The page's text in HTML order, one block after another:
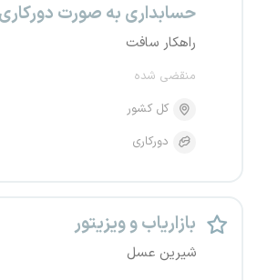
حسابداری به صورت دورکاری
راهکار سافت
منقضی شده
کل کشور
دورکاری
بازاریاب و ویزیتور
شیرین عسل